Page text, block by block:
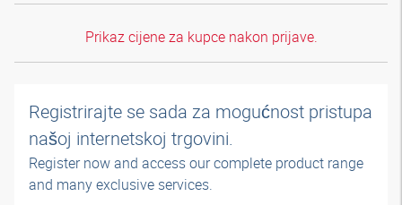
Prikaz cijene za kupce nakon prijave.
Registrirajte se sada za mogućnost pristupa
našoj internetskoj trgovini.
Register now and access our complete product range
and many exclusive services.